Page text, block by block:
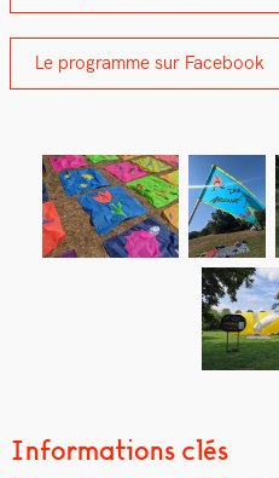
Le pro­gramme sur Face­book
Informations clés